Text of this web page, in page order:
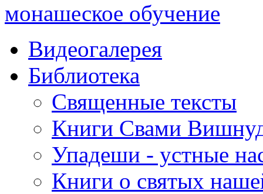
монашеское обучение
Видеогалерея
Библиотека
Священные тексты
Книги Свами
Упадеши - устные
Книги о святых